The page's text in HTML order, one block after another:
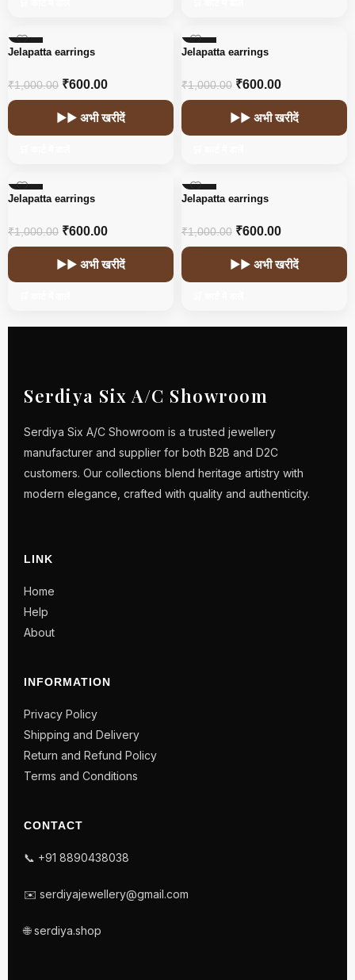
-40%
Jelapatta earrings
₹1,000.00 ₹600.00
▶▶ अभी खरीदें
-40%
Jelapatta earrings
₹1,000.00 ₹600.00
▶▶ अभी खरीदें
-40%
Jelapatta earrings
₹1,000.00 ₹600.00
▶▶ अभी खरीदें
-40%
Jelapatta earrings
₹1,000.00 ₹600.00
▶▶ अभी खरीदें
Serdiya Six A/C Showroom
Serdiya Six A/C Showroom is a trusted jewellery
manufacturer and supplier for both B2B and D2C
customers. Our collections blend heritage artistry with
modern elegance, crafted with quality and authenticity.
LINK
Home
Help
About
INFORMATION
Privacy Policy
Shipping and Delivery
Return and Refund Policy
Terms and Conditions
CONTACT
📞 +91 8890438038
✉️ serdiyajewellery@gmail.com
🌐 serdiya.shop